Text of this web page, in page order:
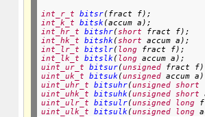
int_r_t
bitsr(fract f);
int_k_t
bitsk (accum a);
int_hr_t
bitshr(short
fract f);
int_hk_t
bitshk (short
accum a);
int_lr_t
bitslr(long
fract f);
int_lk_t
bitslk (long
accum a);
uint_ur_t
bitsur(unsigned fract
uint_uk_t
bitsuk (unsigned accum
uint_uhr_t
bitsuhr(unsigned short
uint_uhk_t
bitsuhk (unsigned short
uint_ulr_t
bitsulr(unsigned long
uint_ulk_t
bitsulk (unsigned long